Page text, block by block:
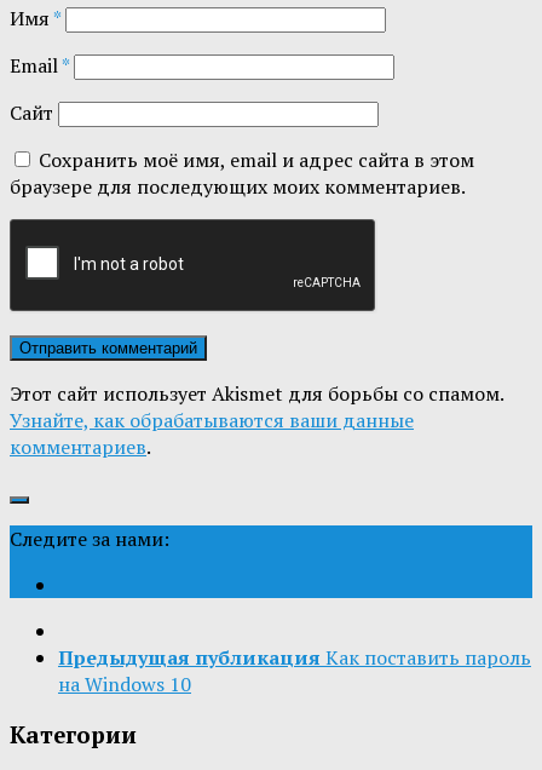
Имя*
Email*
Сайт
Сохранить моё имя, email и адрес сайта в этом
браузере для последующих моих комментариев.
Этот сайт использует Akismet для борьбы со спамом.
Узнайте, как обрабатываются ваши данные
комментариев.
Следите за нами:
Предыдущая публикация Как поставить пароль
на Windows 10
Категории